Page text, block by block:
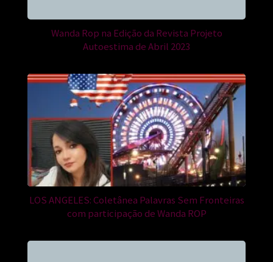
Wanda Rop na Edição da Revista Projeto
Autoestima de Abril 2023
LOS ANGELES: Coletânea Palavras Sem Fronteiras
com participação de Wanda ROP